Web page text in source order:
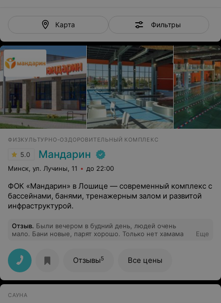
Карта Фильтры
ФИЗКУЛЬТУРНО-ОЗДОРОВИТЕЛЬНЫЙ КОМПЛЕКС
5.0 Мандарин
Минск, ул. Лучины, 11 до 22:00
ФОК «Мандарин» в Лошице — современный комплекс с
бассейнами, банями, тренажерным залом и развитой
инфраструктурой.
Отзыв. Были вечером в будний день, людей очень
мало. Бани новые, парят хорошо. Только нет хамама
Еще
Отзывы5 Все цены
САУНА